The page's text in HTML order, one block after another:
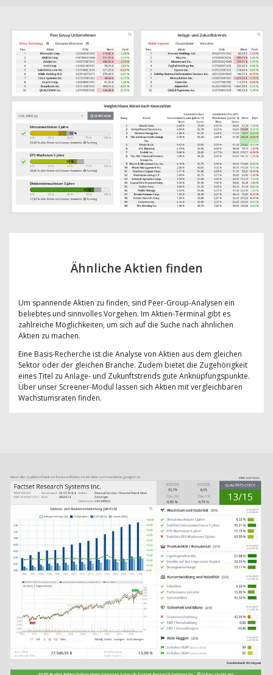
Ähnliche Aktien finden
Um spannende Aktien zu finden, sind Peer-Group-Analysen ein
beliebtes und sinnvolles Vorgehen. Im Aktien-Terminal gibt es
zahlreiche Möglichkeiten, um sich auf die Suche nach ähnlichen
Aktien zu machen.
Eine Basis-Recherche ist die Analyse von Aktien aus dem gleichen
Sektor oder der gleichen Branche. Zudem bietet die Zugehörigkeit
eines Titel zu Anlage- und Zukunftstrends gute Anknüpfungspunkte.
Über unser Screener-Modul lassen sich Aktien mit vergleichbaren
Wachstumsraten finden.